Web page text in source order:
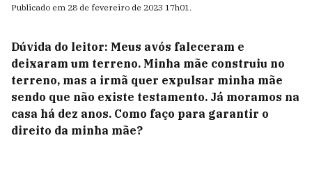
Publicado em 28 de fevereiro de 2023 17h01.
Dúvida do leitor: Meus avós faleceram e
deixaram um terreno. Minha mãe construiu no
terreno, mas a irmã quer expulsar minha mãe
sendo que não existe testamento. Já moramos na
casa há dez anos. Como faço para garantir o
direito da minha mãe?